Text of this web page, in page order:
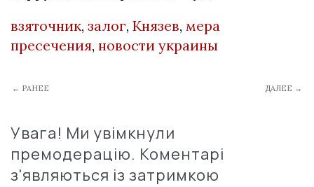
взяточник, залог, Князев, мера
пресечения, новости украины
← РАНЕЕ ДАЛЕЕ →
Увага! Ми увімкнули
премодерацію. Коментарі
з'являються із затримкою